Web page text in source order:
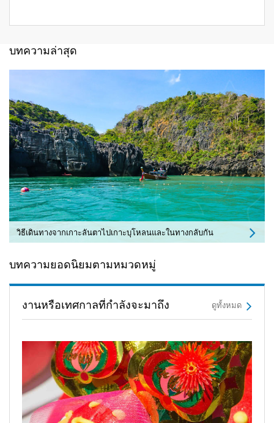
บทความล่าสุด
วิธีเดินทางจากเกาะลันตาไปเกาะบุโหลนและในทางกลับกัน
บทความยอดนิยมตามหมวดหมู่
งานหรือเทศกาลที่กำลังจะมาถึง ดูทั้งหมด